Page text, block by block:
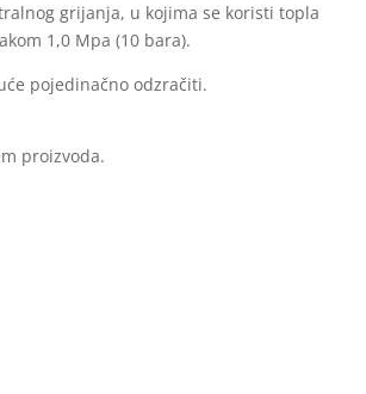
grijanja, u kojima se koristi topla
1,0 Mpa (10 bara).
pojedinačno odzračiti.
proizvoda.